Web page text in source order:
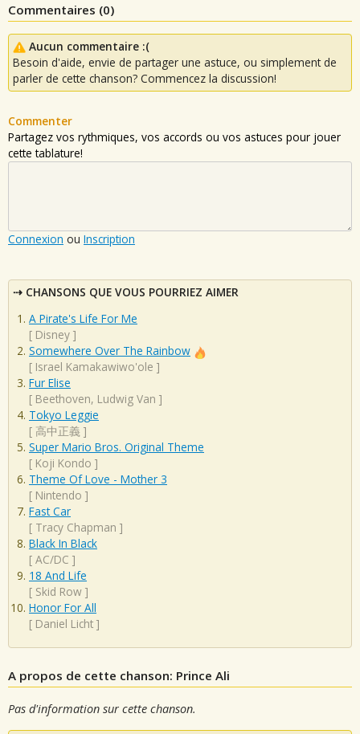
Commentaires (0)
Aucun commentaire :(
Besoin d'aide, envie de partager une astuce, ou simplement de
parler de cette chanson? Commencez la discussion!
Commenter
Partagez vos rythmiques, vos accords ou vos astuces pour jouer
cette tablature!
Connexion ou Inscription
CHANSONS QUE VOUS POURRIEZ AIMER
A Pirate's Life For Me
[ Disney ]
Somewhere Over The Rainbow
[ Israel Kamakawiwo'ole ]
Fur Elise
[ Beethoven, Ludwig Van ]
Tokyo Leggie
[ 高中正義 ]
Super Mario Bros. Original Theme
[ Koji Kondo ]
Theme Of Love - Mother 3
[ Nintendo ]
Fast Car
[ Tracy Chapman ]
Black In Black
[ AC/DC ]
18 And Life
[ Skid Row ]
Honor For All
[ Daniel Licht ]
A propos de cette chanson: Prince Ali
Pas d'information sur cette chanson.